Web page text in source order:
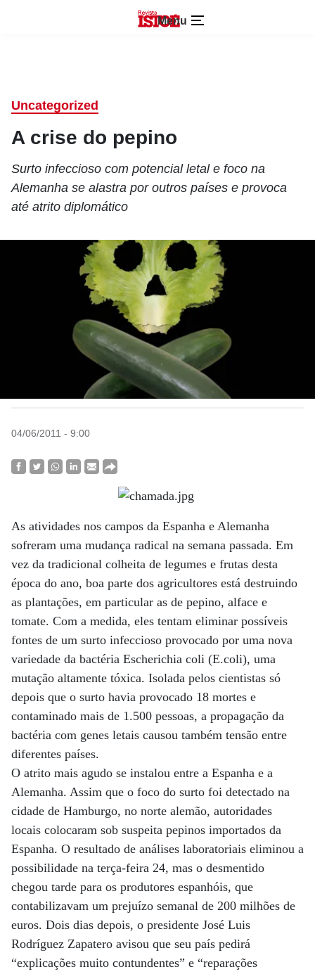
Menu
Uncategorized
A crise do pepino
Surto infeccioso com potencial letal e foco na
Alemanha se alastra por outros países e provoca
até atrito diplomático
04/06/2011 - 9:00
As atividades nos campos da Espanha e Alemanha
sofreram uma mudança radical na semana passada. Em
vez da tradicional colheita de legumes e frutas desta
época do ano, boa parte dos agricultores está destruindo
as plantações, em particular as de pepino, alface e
tomate. Com a medida, eles tentam eliminar possíveis
fontes de um surto infeccioso provocado por uma nova
variedade da bactéria Escherichia coli (E.coli), uma
mutação altamente tóxica. Isolada pelos cientistas só
depois que o surto havia provocado 18 mortes e
contaminado mais de 1.500 pessoas, a propagação da
bactéria com genes letais causou também tensão entre
diferentes países.
O atrito mais agudo se instalou entre a Espanha e a
Alemanha. Assim que o foco do surto foi detectado na
cidade de Hamburgo, no norte alemão, autoridades
locais colocaram sob suspeita pepinos importados da
Espanha. O resultado de análises laboratoriais eliminou a
possibilidade na terça-feira 24, mas o desmentido
chegou tarde para os produtores espanhóis, que
contabilizavam um prejuízo semanal de 200 milhões de
euros. Dois dias depois, o presidente José Luis
Rodríguez Zapatero avisou que seu país pedirá
“explicações muito contundentes” e “reparações